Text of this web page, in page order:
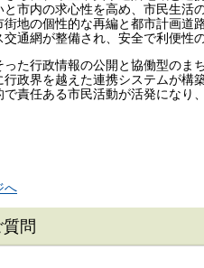
と市内の求心性を高め、市民生活
街地の個性的な再編と都市計画道
通網が整備され、安全で利便性
った行政情報の公開と協働型のま
行政界を越えた連携システムが構
で責任ある市民活動が活発になり
へ
問